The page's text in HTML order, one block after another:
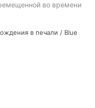
во времени
в печали / Blue